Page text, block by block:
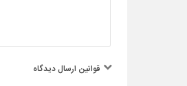
قوانین ارسال دیدگاه